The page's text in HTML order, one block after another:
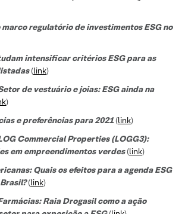
marco regulatório de investimentos ESG no
intensificar critérios ESG para as
(link)
de vestuário e joias: ESG ainda na
)
e preferências para 2021(link)
Commercial Properties (LOGG3):
em empreendimentos verdes(link)
Quais os efeitos para a agenda ESG
(link)
Raia Drogasil como a ação